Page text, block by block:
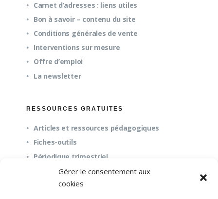
Gérer le consentement aux
cookies
Carnet d’adresses : liens utiles
Bon à savoir – contenu du site
Conditions générales de vente
Interventions sur mesure
Offre d’emploi
La newsletter
RESSOURCES GRATUITES
Articles et ressources pédagogiques
Fiches-outils
Périodique trimestriel